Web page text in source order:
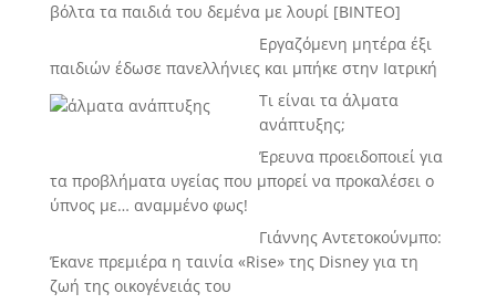
βόλτα τα παιδιά του δεμένα με λουρί [BINTEO]
Εργαζόμενη μητέρα έξι
παιδιών έδωσε πανελλήνιες και μπήκε στην Ιατρική
Τι είναι τα άλματα
ανάπτυξης;
Έρευνα προειδοποιεί για
τα προβλήματα υγείας που μπορεί να προκαλέσει ο
ύπνος με… αναμμένο φως!
Γιάννης Αντετοκούνμπο:
Έκανε πρεμιέρα η ταινία «Rise» της Disney για τη
ζωή της οικογένειάς του